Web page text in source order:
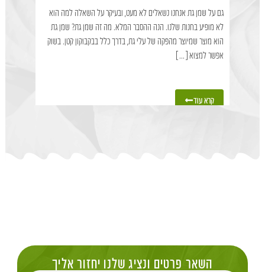
גם על שמן גת אנחנו נשאלים לא מעט, ובעיקר על השאלה למה הוא
לא מופיע בחנות שלנו. הנה ההסבר המלא. מה זה שמן גת? שמן גת
הוא מוצר שמיוצר מהפקה של עלי גת, בדרך כלל בבקבוקון קטן. בשוק
אפשר למצוא[...]
קרא עוד
השאר פרטים ונציג שלנו יחזור אליך